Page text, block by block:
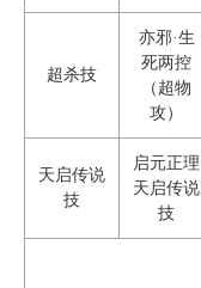
超杀技
亦邪·生
死两控
（超物
攻）
天启传说
技
启元正理
天启传说
技